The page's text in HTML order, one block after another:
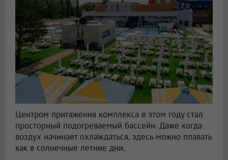
Центром притяжения комплекса в этом году стал
просторный подогреваемый бассейн. Даже когда
воздух начинает охлаждаться, здесь можно плавать
как в солнечные летние дни.